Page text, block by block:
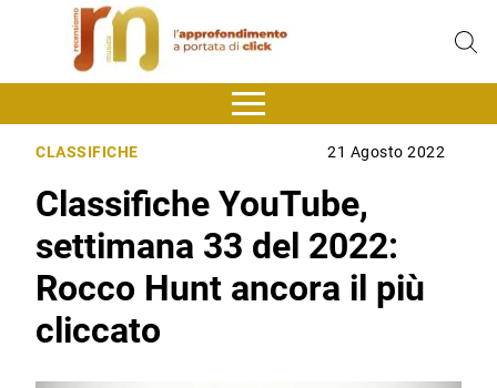
CLASSIFICHE 21 Agosto 2022
Classifiche YouTube,
settimana 33 del 2022:
Rocco Hunt ancora il più
cliccato